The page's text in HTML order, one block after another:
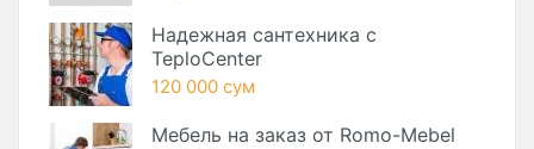
Надежная сантехника с
TeploCenter
120 000 сум
Мебель на заказ от Romo-Mebel